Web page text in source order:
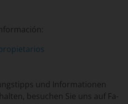
un­d ­In­for­ma­tio­nen
­be­su­chen ­Sie uns auf Fa­